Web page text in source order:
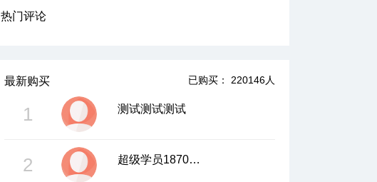
热门评论
已购买： 220146人
最新购买
1 测试测试测试
2 超级学员1870248